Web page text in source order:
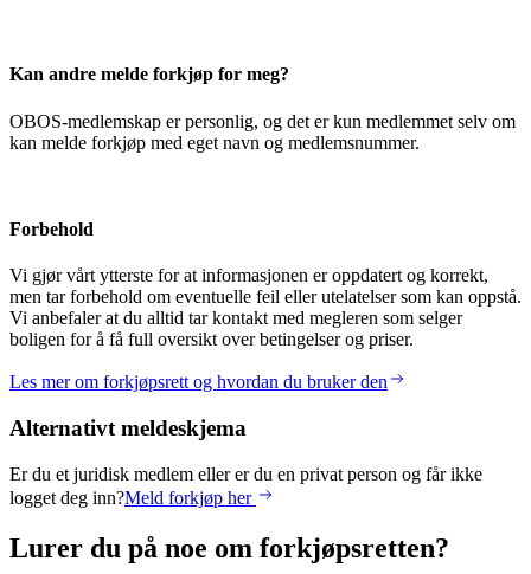
Kan andre melde forkjøp for meg?
OBOS-medlemskap er personlig, og det er kun medlemmet selv om
kan melde forkjøp med eget navn og medlemsnummer.
Forbehold
Vi gjør vårt ytterste for at informasjonen er oppdatert og korrekt,
men tar forbehold om eventuelle feil eller utelatelser som kan oppstå.
Vi anbefaler at du alltid tar kontakt med megleren som selger
boligen for å få full oversikt over betingelser og priser.
Les mer om forkjøpsrett og hvordan du bruker den
Alternativt meldeskjema
Er du et juridisk medlem eller er du en privat person og får ikke
logget deg inn?Meld forkjøp her
Lurer du på noe om forkjøpsretten?